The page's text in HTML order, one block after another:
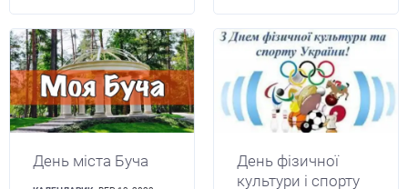
День міста Буча
День фізичної
культури і спорту